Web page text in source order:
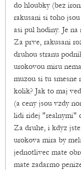
do hloubky (bez
rakusani si toho
asi pul hodiny. Je
Za prve, rakusani
druhou stranu
urokovou miru
muzou si tu
kolik? Jak to maj
(a ceny jsou vzdy
lidi ridej "realnymi"
Za druhe, i kdyz
urokova mira by
jednotlivec mate
mate zadarmo